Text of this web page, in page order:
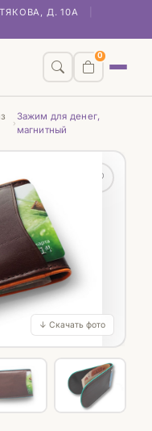
Д. 10А
0
›
Зажим для денег,
магнитный
♡
↓ Скачать фото